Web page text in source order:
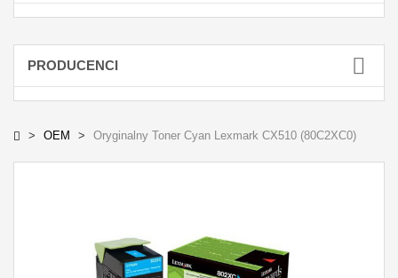
PRODUCENCI
OEM Oryginalny Toner Cyan Lexmark CX510 (80C2XC0)